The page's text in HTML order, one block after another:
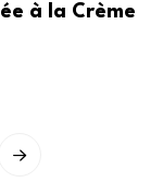
à la Crème